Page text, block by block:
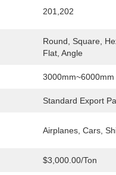
201,202
Round, Square,
Flat, Angle
3000mm~6000mm
Standard Export
Airplanes, Cars,
$3,000.00/ton